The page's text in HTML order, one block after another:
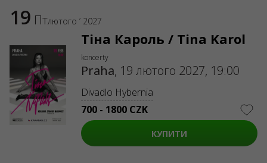
19 Птлютого ’ 2027
Тіна Кароль / Tina Karol
koncerty
Praha, 19 лютого 2027, 19:00
Divadlo Hybernia
700 - 1800 CZK
КУПИТИ